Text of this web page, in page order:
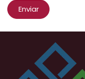
Enviar